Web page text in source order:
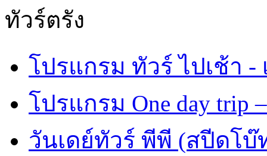
ทัวร์ตรัง
โปรแกรม ทัวร์ ไปเช้า -
โปรแกรม One day trip
วันเดย์ทัวร์ พีพี (สปีดโบ๊